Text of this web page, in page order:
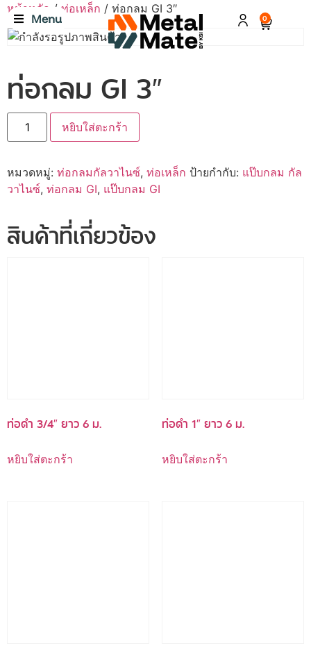
Menu 0
หน้าหลัก / ท่อเหล็ก / ท่อกลม GI 3″
ท่อกลม GI 3″
หยิบใส่ตะกร้า
หมวดหมู่: ท่อกลมกัลวาไนซ์, ท่อเหล็ก ป้ายกำกับ: แป๊บกลม กัล
วาไนซ์, ท่อกลม GI, แป๊บกลม GI
สินค้าที่เกี่ยวข้อง
ท่อดำ 3/4″ ยาว 6 ม.
หยิบใส่ตะกร้า
ท่อดำ 1″ ยาว 6 ม.
หยิบใส่ตะกร้า